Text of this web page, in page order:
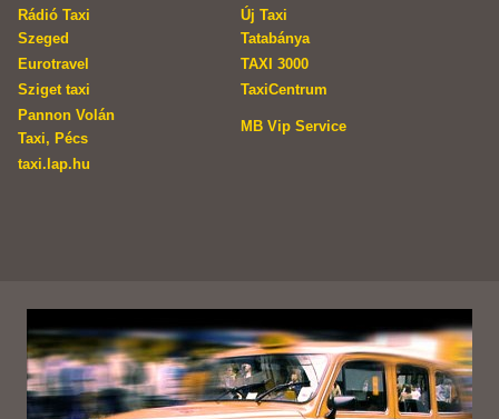
Rádió Taxi
Szeged
Új Taxi
Tatabánya
Eurotravel
TAXI 3000
Sziget taxi
TaxiCentrum
Pannon Volán
Taxi, Pécs
MB Vip Service
taxi.lap.hu